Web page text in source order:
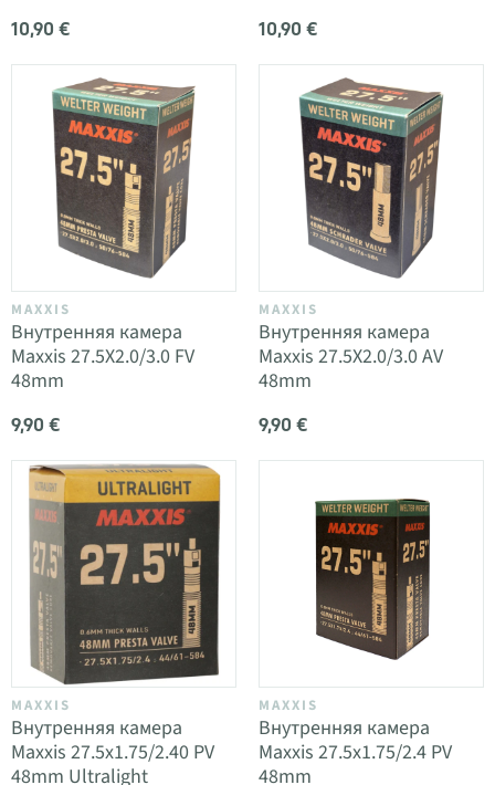
10,90 € 10,90 €
MAXXIS
Внутренняя камера
Maxxis 27.5X2.0/3.0 FV
48mm
9,90 €
MAXXIS
Внутренняя камера
Maxxis 27.5X2.0/3.0 AV
48mm
9,90 €
MAXXIS
Внутренняя камера
Maxxis 27.5x1.75/2.40 PV
48mm Ultralight
MAXXIS
Внутренняя камера
Maxxis 27.5x1.75/2.4 PV
48mm